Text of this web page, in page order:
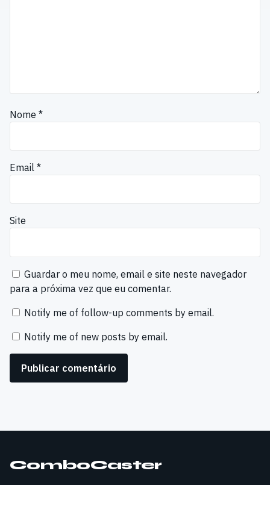
Nome *
Email *
Site
Guardar o meu nome, email e site neste navegador
para a próxima vez que eu comentar.
Notify me of follow-up comments by email.
Notify me of new posts by email.
ComboCaster